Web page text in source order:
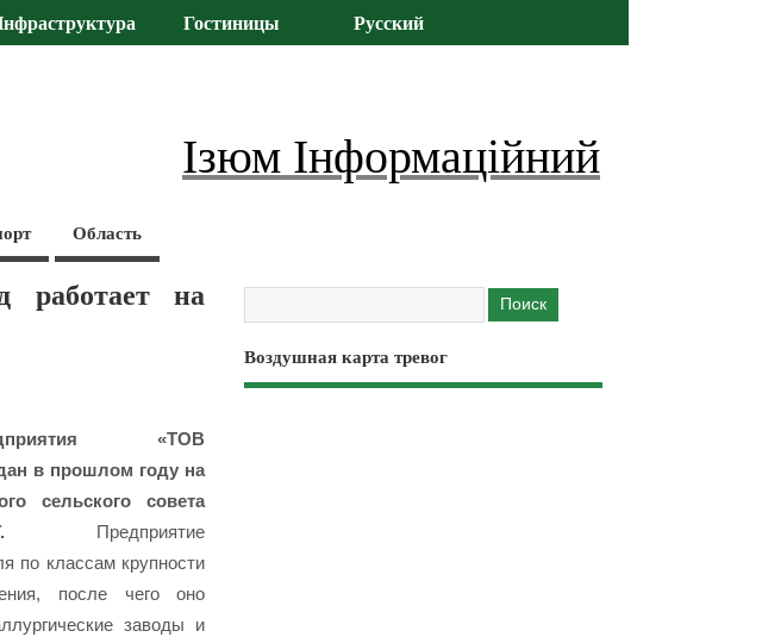
Гостиницы Русский
Ізюм Інформаційний
Область
работает на
«ТОВ
в прошлом году на
сельского совета
Предприятие
по классам крупности
после чего оно
заводы и
Воздушная карта тревог